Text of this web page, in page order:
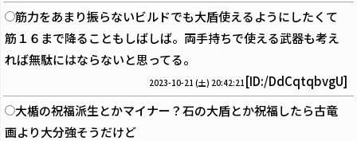
筋力をあまり振らないビルドでも大盾使えるようにしたくて
筋１６まで降ることもしばしば。両手持ちで使える武器も考え
れば無駄にはならないと思ってる。
2023-10-21 (土) 20:42:21 [ID:/DdCqtqbvgU]
大楯の祝福派生とかマイナー？石の大盾とか祝福したら古竜
画より大分強そうだけど